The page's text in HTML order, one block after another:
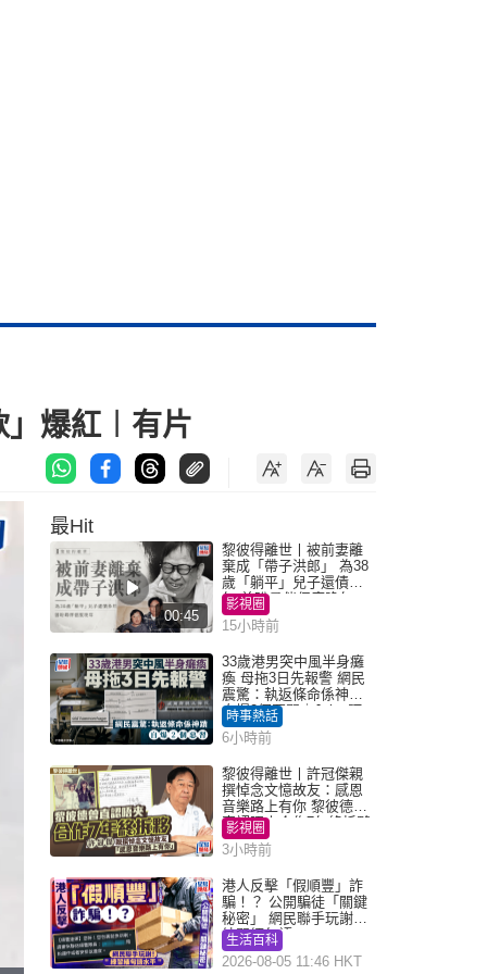
爆紅︱有片
最Hit
00:45
黎彼得離世丨被前妻離
棄成「帶子洪郎」 為38
歲「躺平」兒子還債多
年 曾盼尋伴侶度晚年
影視圈
15小時前
33歲港男突中風半身癱
瘓 母拖3日先報警 網民
震驚：執返條命係神蹟
自爆2個惡習｜Juicy叮
時事熱話
6小時前
黎彼得離世丨許冠傑親
撰悼念文憶故友：感恩
音樂路上有你 黎彼德曾
直認唔夾合作7年終拆夥
影視圈
3小時前
港人反擊「假順豐」詐
騙！？ 公開騙徒「關鍵
秘密」 網民聯手玩謝：
練習緬甸語
生活百科
2026-08-05 11:46 HKT